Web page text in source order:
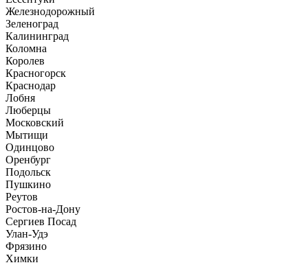
Железнодорожный
Зеленоград
Калининград
Коломна
Королев
Красногорск
Краснодар
Лобня
Люберцы
Московский
Мытищи
Одинцово
Оренбург
Подольск
Пушкино
Реутов
Ростов-на-Дону
Сергиев Посад
Улан-Удэ
Фрязино
Химки